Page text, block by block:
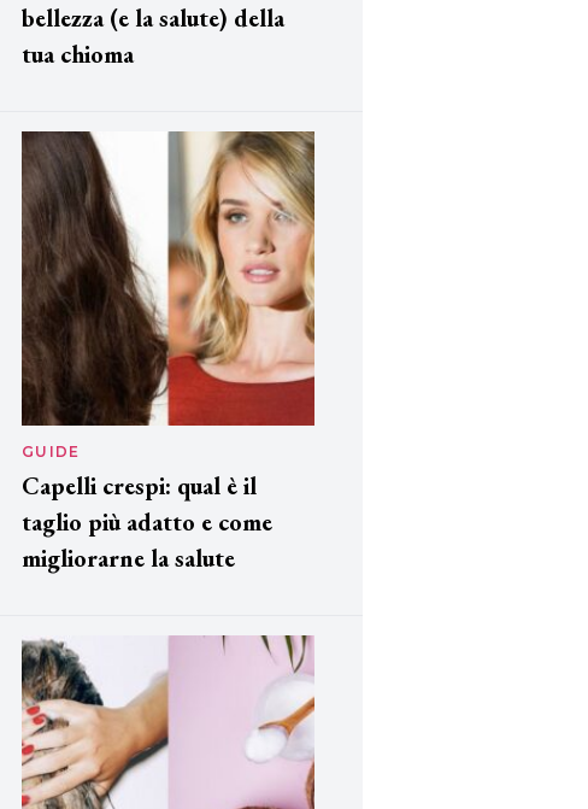
bellezza (e la salute) della
tua chioma
GUIDE
Capelli crespi: qual è il
taglio più adatto e come
migliorarne la salute